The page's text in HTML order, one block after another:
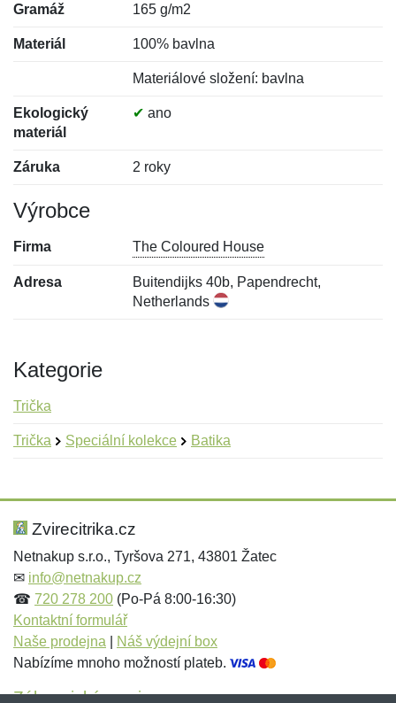
Gramáž 165 g/m2
Materiál 100% bavlna
Materiálové složení: bavlna
Ekologický
materiál
✔ ano
Záruka 2 roky
Výrobce
Firma The Coloured House
Adresa
Buitendijks 40b, Papendrecht,
Netherlands
Kategorie
Trička
Trička Speciální kolekce Batika
Hodnocení:
Jméno: *
Jméno:
E-mail:*
Zvirecitrika.cz
Netnakup s.r.o., Tyršova 271, 43801 Žatec
✉ info@netnakup.cz
☎ 720 278 200 (Po-Pá 8:00-16:30)
Kontaktní formulář
Naše prodejna
Náš výdejní box
Nabízíme mnoho možností plateb.
Zákaznický servis